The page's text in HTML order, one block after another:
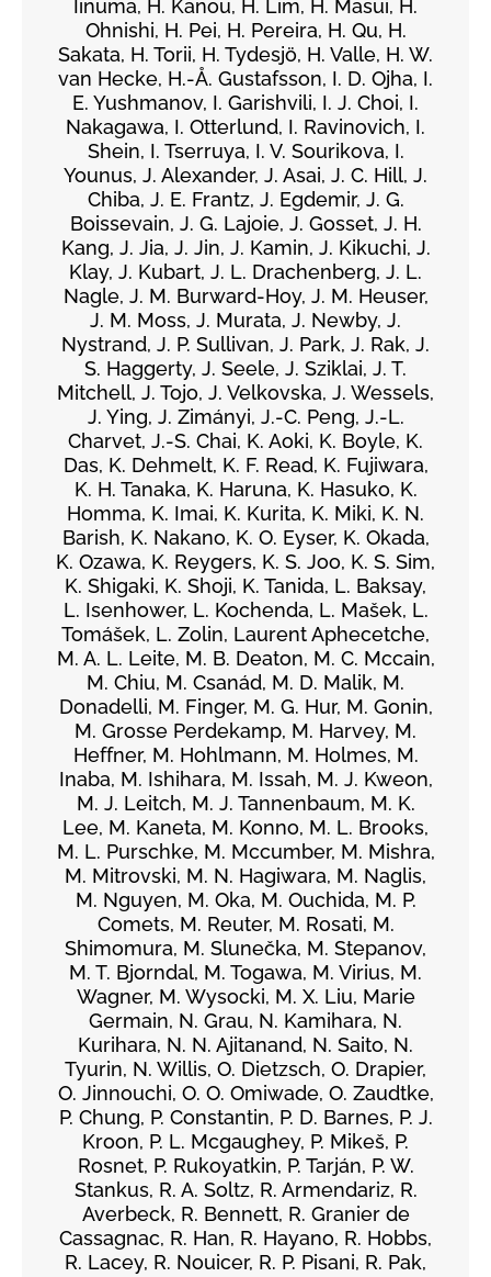
Iinuma, H. Kanou, H. Lim, H. Masui, H.
Ohnishi, H. Pei, H. Pereira, H. Qu, H.
Sakata, H. Torii, H. Tydesjö, H. Valle, H. W.
van Hecke, H.-Å. Gustafsson, I. D. Ojha, I.
E. Yushmanov, I. Garishvili, I. J. Choi, I.
Nakagawa, I. Otterlund, I. Ravinovich, I.
Shein, I. Tserruya, I. V. Sourikova, I.
Younus, J. Alexander, J. Asai, J. C. Hill, J.
Chiba, J. E. Frantz, J. Egdemir, J. G.
Boissevain, J. G. Lajoie, J. Gosset, J. H.
Kang, J. Jia, J. Jin, J. Kamin, J. Kikuchi, J.
Klay, J. Kubart, J. L. Drachenberg, J. L.
Nagle, J. M. Burward-Hoy, J. M. Heuser,
J. M. Moss, J. Murata, J. Newby, J.
Nystrand, J. P. Sullivan, J. Park, J. Rak, J.
S. Haggerty, J. Seele, J. Sziklai, J. T.
Mitchell, J. Tojo, J. Velkovska, J. Wessels,
J. Ying, J. Zimányi, J.-C. Peng, J.-L.
Charvet, J.-S. Chai, K. Aoki, K. Boyle, K.
Das, K. Dehmelt, K. F. Read, K. Fujiwara,
K. H. Tanaka, K. Haruna, K. Hasuko, K.
Homma, K. Imai, K. Kurita, K. Miki, K. N.
Barish, K. Nakano, K. O. Eyser, K. Okada,
K. Ozawa, K. Reygers, K. S. Joo, K. S. Sim,
K. Shigaki, K. Shoji, K. Tanida, L. Baksay,
L. Isenhower, L. Kochenda, L. Mašek, L.
Tomášek, L. Zolin, Laurent Aphecetche,
M. A. L. Leite, M. B. Deaton, M. C. Mccain,
M. Chiu, M. Csanád, M. D. Malik, M.
Donadelli, M. Finger, M. G. Hur, M. Gonin,
M. Grosse Perdekamp, M. Harvey, M.
Heffner, M. Hohlmann, M. Holmes, M.
Inaba, M. Ishihara, M. Issah, M. J. Kweon,
M. J. Leitch, M. J. Tannenbaum, M. K.
Lee, M. Kaneta, M. Konno, M. L. Brooks,
M. L. Purschke, M. Mccumber, M. Mishra,
M. Mitrovski, M. N. Hagiwara, M. Naglis,
M. Nguyen, M. Oka, M. Ouchida, M. P.
Comets, M. Reuter, M. Rosati, M.
Shimomura, M. Slunečka, M. Stepanov,
M. T. Bjorndal, M. Togawa, M. Virius, M.
Wagner, M. Wysocki, M. X. Liu, Marie
Germain, N. Grau, N. Kamihara, N.
Kurihara, N. N. Ajitanand, N. Saito, N.
Tyurin, N. Willis, O. Dietzsch, O. Drapier,
O. Jinnouchi, O. O. Omiwade, O. Zaudtke,
P. Chung, P. Constantin, P. D. Barnes, P. J.
Kroon, P. L. Mcgaughey, P. Mikeš, P.
Rosnet, P. Rukoyatkin, P. Tarján, P. W.
Stankus, R. A. Soltz, R. Armendariz, R.
Averbeck, R. Bennett, R. Granier de
Cassagnac, R. Han, R. Hayano, R. Hobbs,
R. Lacey, R. Nouicer, R. P. Pisani, R. Pak,